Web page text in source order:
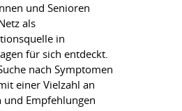
und Senioren
als
in
für sich entdeckt.
nach Symptomen
einer Vielzahl an
Empfehlungen